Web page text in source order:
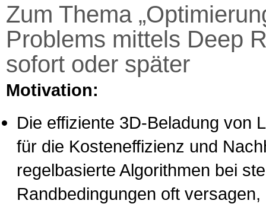
Zum Thema
Problems mittels Deep
sofort oder später
Motivation:
Die effiziente 3D-Beladung von
für die Kosteneffizienz und
regelbasierte Algorithmen bei
Randbedingungen oft